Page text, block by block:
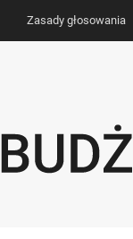
Zasady głosowania